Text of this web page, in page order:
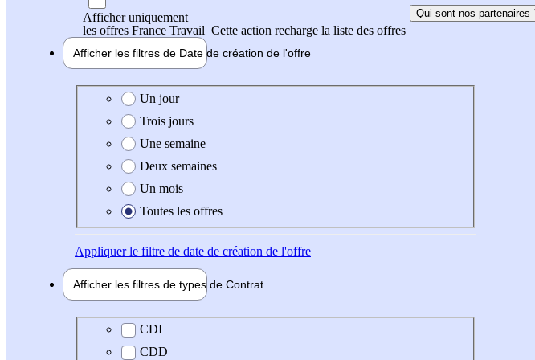
Afficher uniquement
les offres France Travail Cette action recharge la liste des offres
Qui sont nos partenaires
Afficher les filtres de Date de création de l'offre
Date de création de l'offre
Un jour
Trois jours
Une semaine
Deux semaines
Un mois
Toutes les offres
Appliquerle filtre de date de création de l'offre
Afficher les filtres de types de Contrat
Type de contrat
CDI
CDD